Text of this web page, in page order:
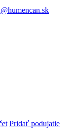
Pridať podujatie